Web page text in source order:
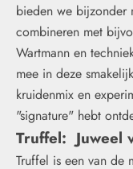
bieden we bijzonder
combineren met
Wartmann en
mee in deze
kruidenmix en
"signature" hebt
Truffel: Juweel
Truffel is een van de